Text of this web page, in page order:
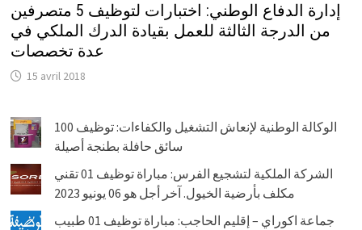
إدارة الدفاع الوطني: اختبارات لتوظيف 5 متصرفين
من الدرجة الثالثة للعمل بقيادة الدرك الملكي في
عدة تخصصات
15 avril 2018
الوكالة الوطنية لإنعاش التشغيل والكفاءات: توظيف 100
سائق حافلة بطنجة أصيلة
الشركة الملكية لتشجيع الفرس: مباراة توظيف 01 تقني
مكلف بأرضية الخيول. آخر أجل هو 06 يونيو 2023
جماعة اكوراي – إقليم الحاجب: مباراة توظيف 01 طبيب